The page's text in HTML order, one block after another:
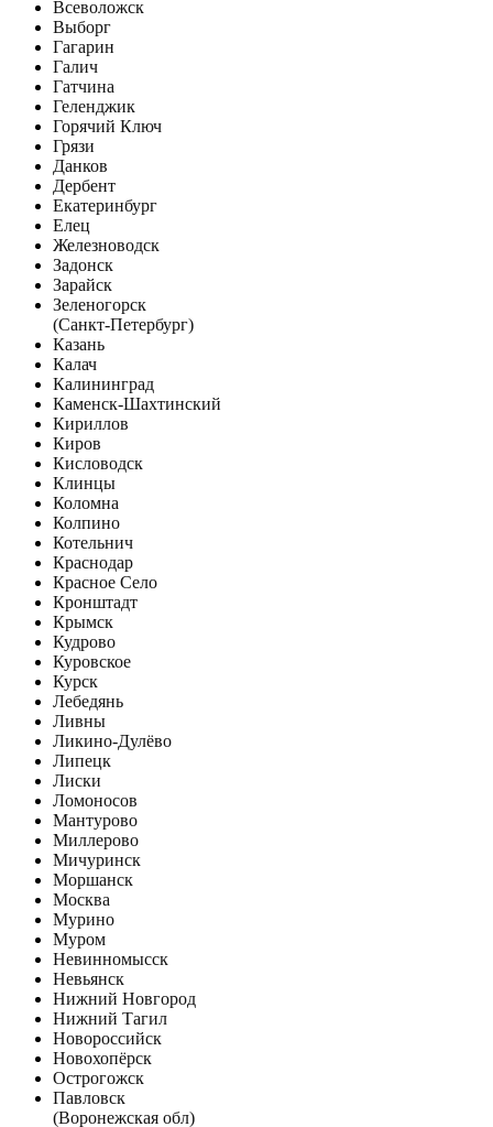
Всеволожск
Выборг
Гагарин
Галич
Гатчина
Геленджик
Горячий Ключ
Грязи
Данков
Дербент
Екатеринбург
Елец
Железноводск
Задонск
Зарайск
Зеленогорск
(Санкт-Петербург)
Казань
Калач
Калининград
Каменск-Шахтинский
Кириллов
Киров
Кисловодск
Клинцы
Коломна
Колпино
Котельнич
Краснодар
Красное Село
Кронштадт
Крымск
Кудрово
Куровское
Курск
Лебедянь
Ливны
Ликино-Дулёво
Липецк
Лиски
Ломоносов
Мантурово
Миллерово
Мичуринск
Моршанск
Москва
Мурино
Муром
Невинномысск
Невьянск
Нижний Новгород
Нижний Тагил
Новороссийск
Новохопёрск
Острогожск
Павловск
(Воронежская обл)